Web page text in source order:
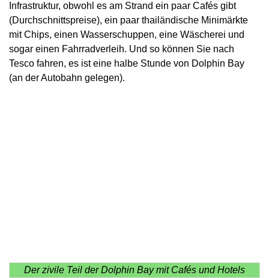
Infrastruktur, obwohl es am Strand ein paar Cafés gibt
(Durchschnittspreise), ein paar thailändische Minimärkte
mit Chips, einen Wasserschuppen, eine Wäscherei und
sogar einen Fahrradverleih. Und so können Sie nach
Tesco fahren, es ist eine halbe Stunde von Dolphin Bay
(an der Autobahn gelegen).
Der zivile Teil der Dolphin Bay mit Cafés und Hotels